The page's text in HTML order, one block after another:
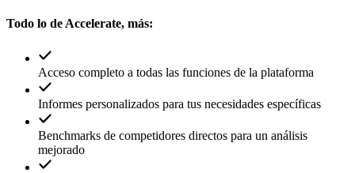
Todo lo de Accelerate, más:
Acceso completo a todas las funciones de la plataforma
Informes personalizados para tus necesidades específicas
Benchmarks de competidores directos para un análisis
mejorado